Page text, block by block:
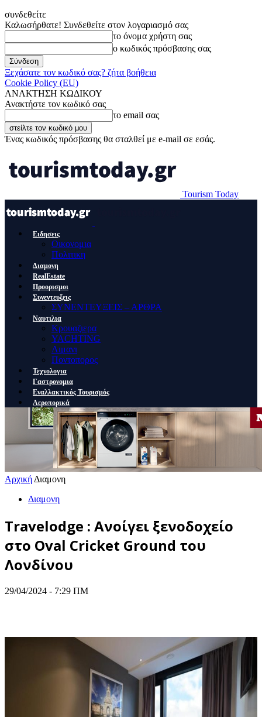
συνδεθείτε
Καλωσήρθατε! Συνδεθείτε στον λογαριασμό σας
το όνομα χρήστη σας
ο κωδικός πρόσβασης σας
Ξεχάσατε τον κωδικό σας? ζήτα βοήθεια
Cookie Policy (EU)
ΑΝΑΚΤΗΣΗ ΚΩΔΙΚΟΥ
Ανακτήστε τον κωδικό σας
το email σας
Ένας κωδικός πρόσβασης θα σταλθεί με e-mail σε εσάς.
Tourism Today
Ειδησεις
Οικονομια
Πολιτικη
Διαμονη
RealEstate
Προορισμοι
Συνεντευξεις
ΣΥΝΕΝΤΕΥΞΕΙΣ – ΑΡΘΡΑ
Ναυτιλια
Κρουαζιερα
YACHTING
Λιμανι
Ποντοπορος
Τεχνολογια
Γαστρονομια
Εναλλακτικός Τουρισμός
Αεροπορικά
Αρχική Διαμονη
Διαμονη
Travelodge : Ανοίγει ξενοδοχείο
στο Oval Cricket Ground του
Λονδίνου
29/04/2024 - 7:29 ΠΜ